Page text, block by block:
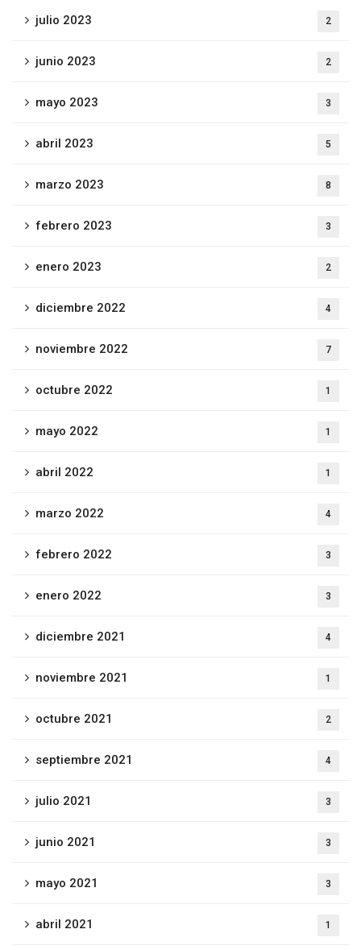
julio 2023 2
junio 2023 2
mayo 2023 3
abril 2023 5
marzo 2023 8
febrero 2023 3
enero 2023 2
diciembre 2022 4
noviembre 2022 7
octubre 2022 1
mayo 2022 1
abril 2022 1
marzo 2022 4
febrero 2022 3
enero 2022 3
diciembre 2021 4
noviembre 2021 1
octubre 2021 2
septiembre 2021 4
julio 2021 3
junio 2021 3
mayo 2021 3
abril 2021 1